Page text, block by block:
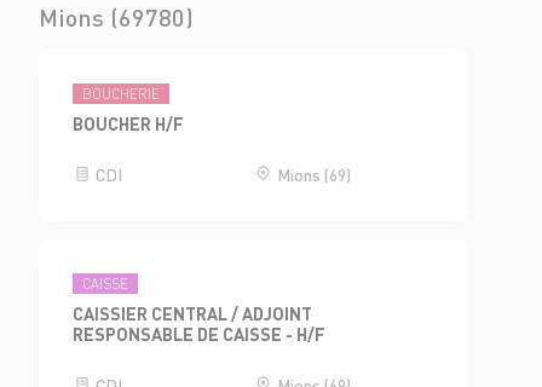
Mions (69780)
BOUCHERIE
BOUCHER H/F
CDI Mions (69)
CAISSE
CAISSIER CENTRAL / ADJOINT
RESPONSABLE DE CAISSE - H/F